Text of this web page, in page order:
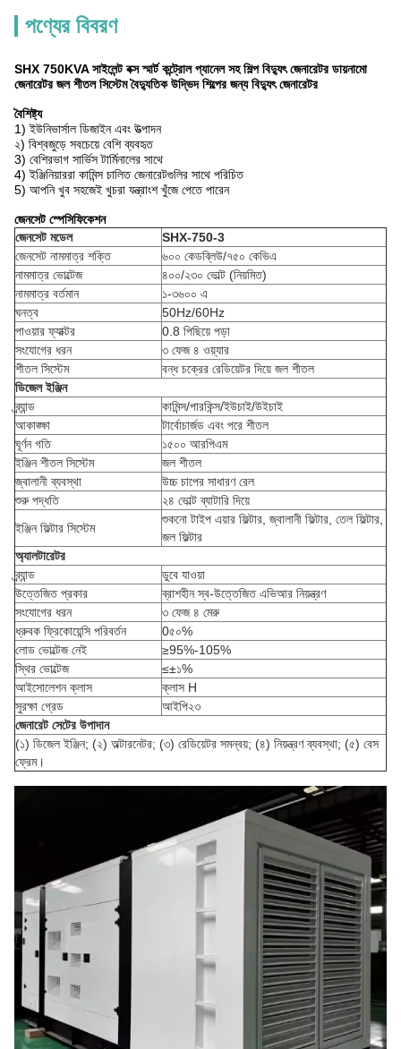
পণ্যের বিবরণ
SHX 750KVA সাইলেন্ট বক্স স্মার্ট কন্ট্রোল প্যানেল সহ শিল্প বিদ্যুৎ জেনারেটর ডায়নামো
জেনারেটর জল শীতল সিস্টেম বৈদ্যুতিক উদ্ভিদ শিল্পের জন্য বিদ্যুৎ জেনারেটর
বৈশিষ্ট্য
1) ইউনিভার্সাল ডিজাইন এবং উত্পাদন
২) বিশ্বজুড়ে সবচেয়ে বেশি ব্যবহৃত
3) বেশিরভাগ সার্ভিস টার্মিনালের সাথে
4) ইঞ্জিনিয়াররা কামিন্স চালিত জেনারেটগুলির সাথে পরিচিত
5) আপনি খুব সহজেই খুচরা যন্ত্রাংশ খুঁজে পেতে পারেন
জেনসেট স্পেসিফিকেশন
জেনসেট মডেল
SHX-750-3
জেনসেট নামমাত্র শক্তি
৬০০ কেডব্লিউ/৭৫০ কেভিএ
নামমাত্র ভোল্টেজ
৪০০/২৩০ ভোল্ট (নিয়মিত)
নামমাত্র বর্তমান
১-৩৬০০ এ
ঘনত্ব
50Hz/60Hz
পাওয়ার ফ্যাক্টর
0.8 পিছিয়ে পড়া
সংযোগের ধরন
৩ ফেজ ৪ ওয়্যার
শীতল সিস্টেম
বন্ধ চক্রের রেডিয়েটর দিয়ে জল শীতল
ডিজেল ইঞ্জিন
ব্র্যান্ড
কামিন্স/পারকিন্স/ইউচাই/উইচাই
আকাঙ্ক্ষা
টার্বোচার্জড এবং পরে শীতল
ঘূর্ণন গতি
১৫০০ আরপিএম
ইঞ্জিন শীতল সিস্টেম
জল শীতল
জ্বালানী ব্যবস্থা
উচ্চ চাপের সাধারণ রেল
শুরু পদ্ধতি
২৪ ভোল্ট ব্যাটারি দিয়ে
ইঞ্জিন ফিল্টার সিস্টেম
শুকনো টাইপ এয়ার ফিল্টার, জ্বালানী ফিল্টার, তেল ফিল্টার,
জল ফিল্টার
অ্যালটারেটর
ব্র্যান্ড
ডুবে যাওয়া
উত্তেজিত প্রকার
ব্রাশহীন স্ব-উত্তেজিত এভিআর নিয়ন্ত্রণ
সংযোগের ধরন
৩ ফেজ ৪ মেরু
ধ্রুবক ফ্রিকোয়েন্সি পরিবর্তন
0৫০%
লোড ভোল্টেজ নেই
≥95%-105%
স্থির ভোল্টেজ
≤±১%
আইসোলেশন ক্লাস
ক্লাস H
সুরক্ষা গ্রেড
আইপি২৩
জেনারেট সেটের উপাদান
(১) ডিজেল ইঞ্জিন; (২) অল্টারনেটর; (৩) রেডিয়েটর সমন্বয়; (৪) নিয়ন্ত্রণ ব্যবস্থা; (৫) বেস
ফ্রেম।